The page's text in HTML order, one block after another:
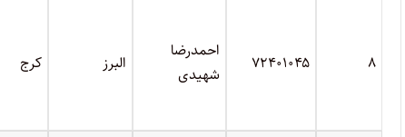
۸ ۷۲۴۰۱۰۴۵
احمدرضا
شهیدی
البرز کرج